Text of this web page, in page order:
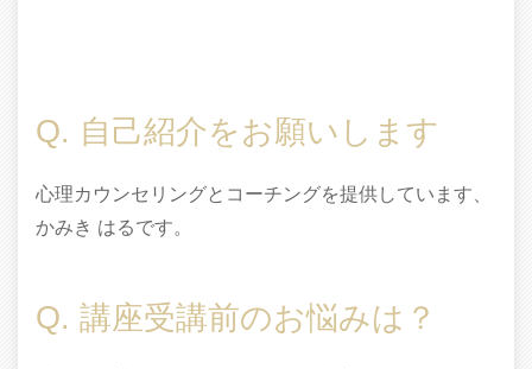
Q. 自己紹介をお願いします
心理カウンセリングとコーチングを提供しています、
かみき はるです。
Q. 講座受講前のお悩みは？